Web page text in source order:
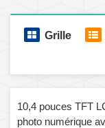
Grille
10,4 pouces TFT
photo numérique